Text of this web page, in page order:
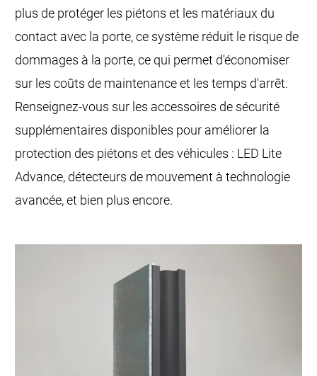
plus de protéger les piétons et les matériaux du
contact avec la porte, ce système réduit le risque de
dommages à la porte, ce qui permet d'économiser
sur les coûts de maintenance et les temps d'arrêt.
Renseignez-vous sur les accessoires de sécurité
supplémentaires disponibles pour améliorer la
protection des piétons et des véhicules : LED Lite
Advance, détecteurs de mouvement à technologie
avancée, et bien plus encore.